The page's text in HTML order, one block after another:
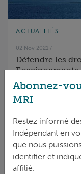
ACTUALITÉS
02 Nov 2021 /
Défendre les
Enseignements
organisations
Afrique de
Abonnez-
MRI
Restez informé
Indépendant en
que nous
identifier et
affilié.